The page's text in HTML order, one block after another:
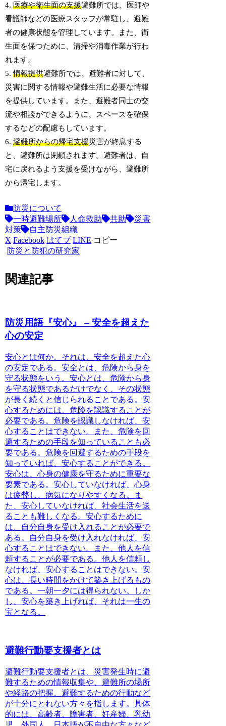
4.医療や衛生面の支援避難所では、医師や
看護師などの医療スタッフが常駐し、避難
者の健康状態を管理しています。また、衛
生面を保つために、清掃や消毒作業が行わ
れます。
5.情報提供避難所では、避難者に対して、
災害に関する情報や避難生活に必要な情報
を提供しています。また、避難者同士の交
流や相談ができるように、スペースを確保
するなどの配慮もしています。
6.避難所からの帰宅支援災害が終息する
と、避難所は閉鎖されます。避難者は、自
宅に戻れるよう支援を受けながら、避難所
から帰宅します。
防災について
一時避難場所
人命救助 共助
災害
対策
自主防災組織
X Facebook はてブ LINE コピー
防災と防犯の研究家
関連記事
防災用語『安心』 – 安全を超えた
心の安定
安心とは何か。それは、安全を超えた心
の安定である。安全とは、危険から身を
守る状態をいう。安心とは、危険から身
を守る状態であるだけでなく、 その状態
が長く続くと信じられること である。安
心するためには、危険を認識することが
必要である。危険を認識しなければ、安
心することはできない。また、危険を回
避するための手段を知っていることも必
要である。危険を回避するための手段を
知っていれば、安心することができる。
安心は、心身の健康を守るために重要な
要素である。安心していなければ、心身
は疲弊し、病気になりやすくなる。ま
た、安心していなければ、社会生活を送
ることも難しくなる。安心するために
は、
自分自身を受け入れることが必要で
ある。自分自身を受け入れなければ、安
心することはできない。また、他人を信
頼することが必要である。他人を信頼し
なければ、安心することはできない。安
心は、長い時間をかけて築き上げるもの
である。一朝一夕には得られない。しか
し、安心を築き上げれば、それは一生の
宝となる。
避難行動要支援者とは
避難行動要支援者とは、災害発生時に避
難するための情報収集や、避難所の場所
や経路の把握、避難するための行動など
が十分にとれない方々を指します。具体
的には、高齢者、障害者、妊産婦、乳幼